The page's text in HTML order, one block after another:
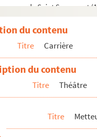
du Saint Sacrement
la fin était le bang (1970)
jeux de la langue et du
plus belles pages de la Bible
songe pour une nuit d’été
à Vichy (1971)
du contenu
Titre Carrière
du contenu
Titre Théâtre
Titre